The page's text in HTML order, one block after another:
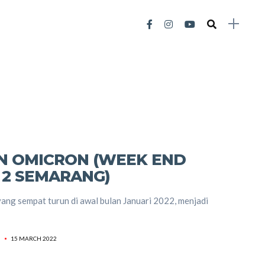
OMICRON (WEEK END
SEMARANG)
sempat turun di awal bulan Januari 2022, menjadi
15 MARCH 2022